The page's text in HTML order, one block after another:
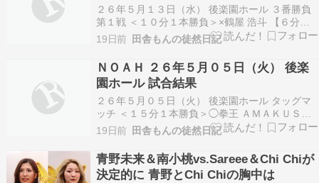
２６年５月１３日（水） 後楽園ホール ３番勝負
第１戦 ＜１０分１本勝負＞×鶴屋 浩斗 【６分３
１秒 逆片エビ固め】◯ＲＹＵＳＥＩ タッグマッ
チ ＜２０分１本勝負＞◯征矢 学 飯野 雄貴〔ＤＤ
Ｔ〕 【４分０７秒 情熱ＩＳ→体固め】 Ｅｉｔａ
×近藤 修司 ６人タッグ３ＷＡＹマッチ …
19日前 田舎もんの徒然日記
ＮＯＡＨ ２６年５月０５日（火） 後楽
園ホール 試合結果
２６年５月０５日（火） 後楽園ホール タッグマ
ッチ ＜１５分１本勝負＞◯拳王 ＡＭＡＫＵＳＡ
【５分４１秒 Ｐ．Ｆ．Ｓ→片エビ固め】 Ｅｉｔ
ａ×ブラックめんそーれ ６人タッグマッチ ＜２０
分１本勝負＞ 内藤 哲也◯ＢＵＳＨＩ ＲＹＵＳＥ
Ｉ 【６分３５秒 逆エビ固め】×小柳 勇斗 …
19日前 田舎もんの徒然日記
青野未来＆南小桃vs.Sareee＆Chi Chiが
決定的に 青野とChi Chiの胸中は